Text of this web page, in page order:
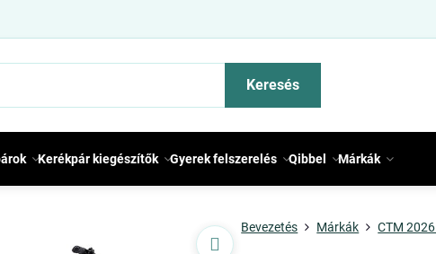
Keresés
Kerékpár kiegészítők Gyerek felszerelés Qibbel Márkák
Bevezetés Márkák CTM